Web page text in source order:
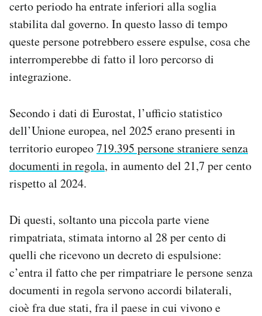
certo periodo ha entrate inferiori alla soglia
stabilita dal governo. In questo lasso di tempo
queste persone potrebbero essere espulse, cosa che
interromperebbe di fatto il loro percorso di
integrazione.
Secondo i dati di Eurostat, l’ufficio statistico
dell’Unione europea, nel 2025 erano presenti in
territorio europeo719.395 persone straniere senza
documenti in regola, in aumento del 21,7 per cento
rispetto al 2024.
Di questi, soltanto una piccola parte viene
rimpatriata, stimata intorno al 28 per cento di
quelli che ricevono un decreto di espulsione:
c’entra il fatto che per rimpatriare le persone senza
documenti in regola servono accordi bilaterali,
cioè fra due stati, fra il paese in cui vivono e